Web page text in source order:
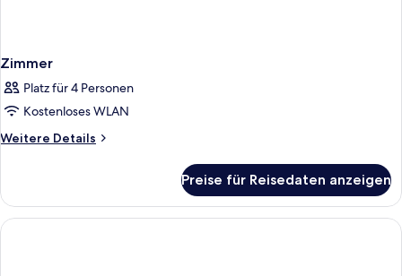
Zimmer
Platz für 4 Personen
Kostenloses WLAN
Weitere Details
Weitere
Preise für Reisedaten anzeigen